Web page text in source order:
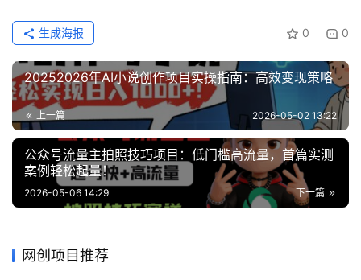
0 0
生成海报
20252026年AI小说创作项目实操指南：高效变现策略
上一篇 2026-05-02 13:22
公众号流量主拍照技巧项目：低门槛高流量，首篇实测
案例轻松起量！
下一篇
2026-05-06 14:29
网创项目推荐